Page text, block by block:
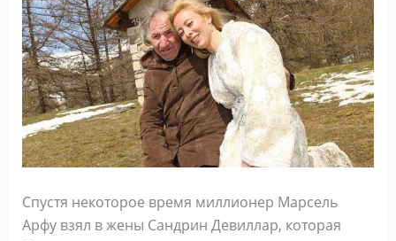
Спустя некоторое время миллионер Марсель
Арфу взял в жены Сандрин Девиллар, которая